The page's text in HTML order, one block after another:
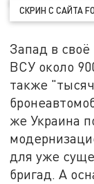
СКРИН С САЙТА
Запад в
ВСУ около
также
же Украина
для уже
бригад. А